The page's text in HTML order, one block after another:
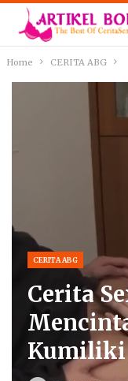
Home CERITA ABG
CERITA ABG
Cerita
Kumiliki